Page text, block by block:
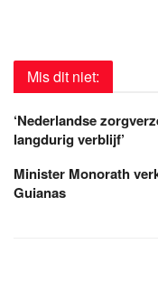
Mis dit niet:
‘Nederlandse
langdurig verblijf’
Minister Monorath
Guianas